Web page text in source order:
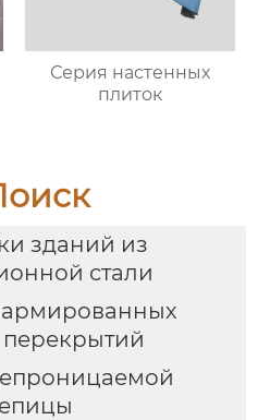
Серия настенных
плиток
зданий из
стали